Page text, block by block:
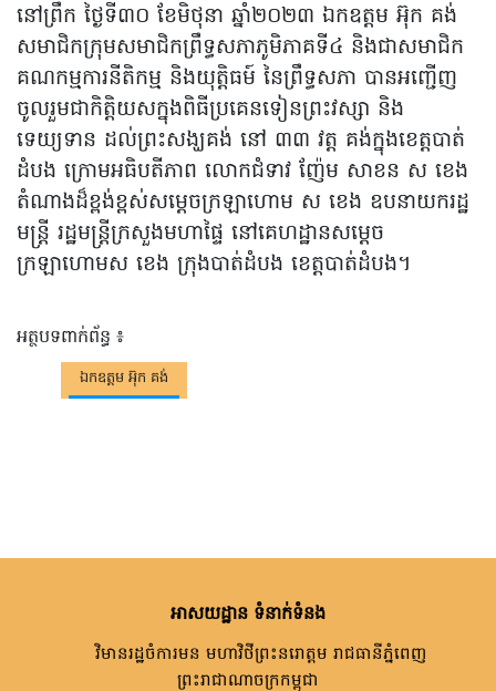
នៅព្រឹក ថ្ងៃទី៣០ ខែមិថុនា ឆ្នាំ២០២៣ ឯកឧត្តម អ៊ុក គង់
សមាជិកក្រុមសមាជិកព្រឹទ្ធសភាភូមិភាគទី៤ និងជាសមាជិក
គណកម្មការនីតិកម្ម និងយុត្តិធម៍ នៃព្រឹទ្ធសភា បានអញ្ជើញ
ចូលរួមជាកិត្តិយសក្នុងពិធីប្រគេនទៀនព្រះវស្សា និង
ទេយ្យទាន ដល់ព្រះសង្ឃគង់ នៅ ៣៣ វត្ត គង់ក្នុងខេត្តបាត់
ដំបង ក្រោមអធិបតីភាព លោកជំទាវ ញ៉ែម សាខន ស ខេង
តំណាងដ៏ខ្ពង់ខ្ពស់សម្តេចក្រឡាហោម ស ខេង ឧបនាយករដ្ឋ
មន្ត្រី រដ្ឋមន្ត្រីក្រសួងមហាផ្ទៃ នៅគេហដ្ឋានសម្តេច
ក្រឡាហោមស ខេង ក្រុងបាត់ដំបង ខេត្តបាត់ដំបង។
អត្ថបទពាក់ព័ន្ធ ៖
ឯកឧត្តម អ៊ុក គង់
អាសយដ្ឋាន ទំនាក់ទំនង
វិមានរដ្ឋចំការមន មហាវិថីព្រះនរោត្តម រាជធានីភ្នំពេញ
ព្រះរាជាណាចក្រកម្ពុជា